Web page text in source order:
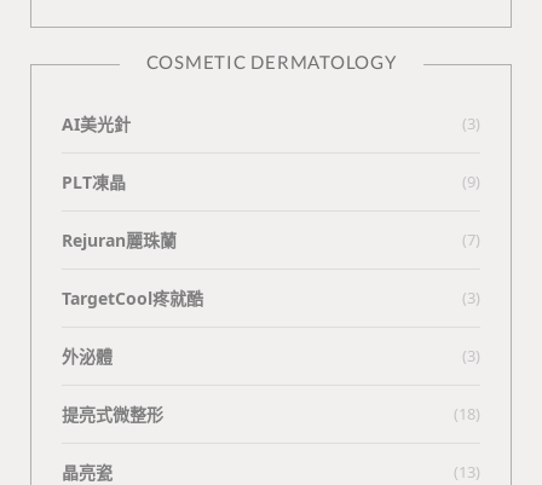
COSMETIC DERMATOLOGY
AI美光針 (3)
PLT凍晶 (9)
Rejuran麗珠蘭 (7)
TargetCool疼就酷 (3)
外泌體 (3)
提亮式微整形 (18)
晶亮瓷 (13)